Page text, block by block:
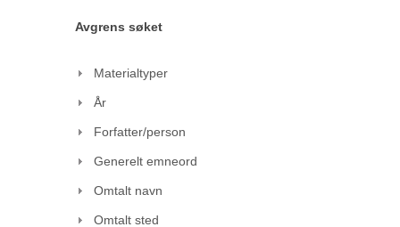
Avgrens søket
Materialtyper
År
Forfatter/person
Generelt emneord
Omtalt navn
Omtalt sted